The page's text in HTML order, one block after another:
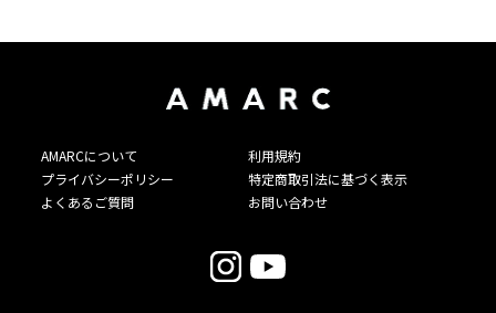
AMARCについて
利用規約
プライバシーポリシー
特定商取引法に基づく表示
よくあるご質問
お問い合わせ